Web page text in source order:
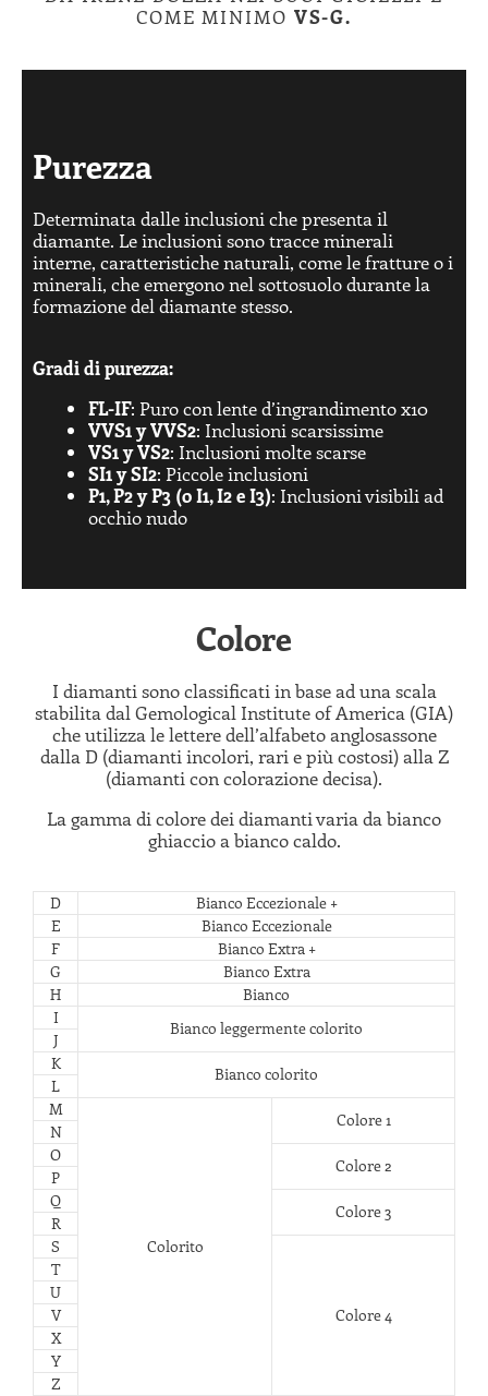
COME MINIMO VS-G.
Purezza
Determinata dalle inclusioni che presenta il
diamante. Le inclusioni sono tracce minerali
interne, caratteristiche naturali, come le fratture o i
minerali, che emergono nel sottosuolo durante la
formazione del diamante stesso.
Gradi di purezza:
FL-IF: Puro con lente d’ingrandimento x10
VVS1 y VVS2: Inclusioni scarsissime
VS1 y VS2: Inclusioni molte scarse
SI1 y SI2: Piccole inclusioni
P1, P2 y P3 (o I1, I2 e I3): Inclusioni visibili ad
occhio nudo
Colore
I diamanti sono classificati in base ad una scala
stabilita dal Gemological Institute of America (GIA)
che utilizza le lettere dell’alfabeto anglosassone
dalla D (diamanti incolori, rari e più costosi) alla Z
(diamanti con colorazione decisa).
La gamma di colore dei diamanti varia da bianco
ghiaccio a bianco caldo.
D
Bianco Eccezionale +
E
Bianco Eccezionale
F
Bianco Extra +
G
Bianco Extra
H
Bianco
I
Bianco leggermente colorito
J
K
Bianco colorito
L
M
Colorito
Colore 1
N
O
Colore 2
P
Q
Colore 3
R
S
Colore 4
T
U
V
X
Y
Z